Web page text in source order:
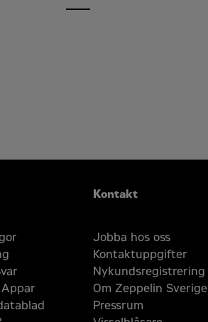
Kontakt
Jobba hos oss
Kontaktuppgifter
Nykundsregistrering
Om Zeppelin Sverige
Pressrum